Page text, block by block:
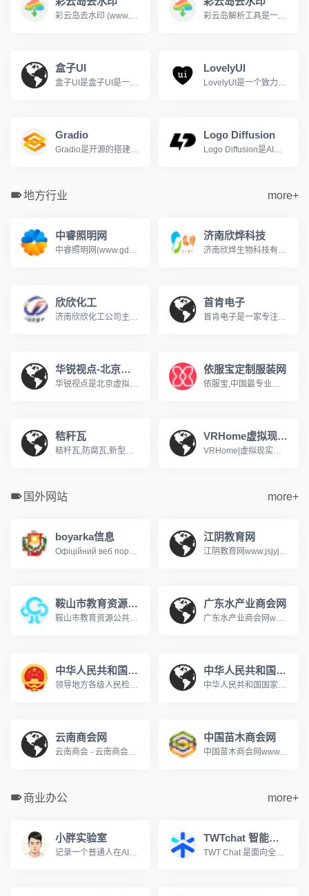
彩云岛去水印 (www.caiyundao123.com) 是一个免费的视频解析网站，支持下载解析抖音，快手，b站(哔哩哔哩)，油管(YouTube)等上百个平台的视频，并自动去除视频水印。 彩云岛解析工具是一款功能强大的视频解析工具，支持全网主流视频网站的无水印视频下载，哔哩哔哩、抖音、快手、小红书、YouTube等平台。用户只需复制视频链接并粘贴到彩云岛解析工具的输入框中，即可一键解析并下载高清无水印的视频资源。
盒子UI
盒子UI是盒子UI是一个专注于用户体验设计的平台.
LovelyUI
LovelyUI是一个致力于智能手机界面设计作品展示的博客网站
Gradio
Gradio是开源的搭建机器学习模型UI界面的Python库
Logo Diffusion
Logo Diffusion是AI驱动的Logo和标志生成工具
地方行业 more+
中睿照明网
中睿照明网(www.gdzrlj.com)提供全方位的照明产业资讯、照明品牌、照明方案、照明技术等信息, 助您实时了解最新照明行业的动态,把握市场信息。
济南欣烨科技
济南欣烨生物科技有限公司是一家集科研，销售N-甲基吡咯烷酮,六水三氯化铁,对苯醌,对苯二酚,2-氟-3-硝基苯甲酸,三苯基膦,氧化苯乙烯,苯乙酮,间苯二甲醚,2-氰基吡嗪,二甲基硫醚,异戊烯醛,异戊烯醇,环戊酮,丙二腈,偶氮二异丁腈,叔丁醇医药中间体,酚醛树脂，氧化苯乙烯,苯乙酮,间苯二甲醚,2-氰基吡嗪,二甲基硫醚,异戊烯醛,异戊烯醇,环戊酮,丙二腈,偶氮二异丁腈,叔丁醇医药中间体,酚醛树脂.
欣欣化工
济南欣欣化工公司主导产品有：生物制药系列，医药中间体，化学溶剂系列，阻燃剂系列，化学试剂系列，颜料燃料系列，橡胶塑料系列，酚醛树脂等系列产品。济南欣烨化工有限公司是一家集科研，销售防黄剂，丁酰肼原药，防黄剂HN-130，防黄剂HN-150，防黄剂,丁酰肼原药,异戊烯醇321,对苯二酚,异戊醇,异戊烯醛,异丙叉丙酮，异丙醚，异己二醇，二甲硫基甲苯二胺，二乙基甲苯二胺.
首肯电子
首肯电子是一家专注品牌风机一站式采购的供应商，销售近万种风机商品，近4000平方仓储，提供快速响应专业而可靠的风机供应链解决方案系德国ebmpapst依必安派特代理&nbsp;经销囊括SUNON建准 ,ADDA协禧,SANYO山洋, NMB美蓓亚, BI-SONIC百瑞,SOKFAN......经营范围：包括直流风机，交流风机，EC风机，轴流风机, 离心风机，横流风机，鼓风机，空调风机，AHU风机等工业风机风扇产品应用于：通风、空调设备、制冷、制热，供暖、电气自动化、变频器、机箱机柜 、电子设备
华锐视点-北京虚拟现实内容提供商
华锐视点是北京虚拟现实内容提供商！主营业务是为政府单位和民营企业提供专业的虚拟现实解决方案，包括：智慧城市综合解决方案、商业地产虚拟仿真系统、展览展示、城市规划、数字沙盘、城市应用、三维动画、工业流程模拟、Ipad售楼系统、景区三维展示、工业控制、网络三维展馆、三维培训课件、水利电力GIS系统等 。www.vrnew.com
依服宝定制服装网
依服宝,中国最专业的服装定制网站,公司专注于企业团体服装定制、服装定做,服装定制厂家依服宝,能够提供服装定做一站式服务,依服宝服装定制咨询热线400-180-6688!www.efubao.com
秸秆瓦
秸秆瓦,防腐瓦,新型屋面瓦生产厂家,电话:13965951661,传树建材,10年新型屋面瓦研发,生产经验,秸秆瓦,防腐瓦是传统屋面瓦升级换代的新型屋面瓦.公司热线：400-887-1528
VRHome虚拟现实家装网
VRHome|虚拟现实家装,是一款国内超真实的虚拟现实家装平台,为用户免费提供超真实360度沉浸式虚拟家装方案体验。vrjiazhuang.com
国外网站 more+
boyarka信息
Офіційний веб портал Боярської міської ради
江阴教育网
江阴教育网www.jsjyjy.net江阴市招生考试信息查询系统http://221.228.70.49:8050/user/index.jsp
鞍山市教育资源公共服务平台
鞍山市教育资源公共服务平台www.aseduzy.com鞍山市教育资源公共服务平台是专门服务于鞍山市教育资源公共服务平台教育信息化的网站,网站向教师、学生、家长提供个人空间服务。主要提供集体备课、评课议课,课题研究,在线训练、在线题库,在线作业等教研、教学应用,在教育信息化服务行业中处于领先地位。
广东水产业商会网
广东水产业商会网www.gdapbf.com
中华人民共和国最高人民检察院
领导地方各级人民检察院和专门人民检察院依法履行法律监督职能。
中华人民共和国国家人口和计划生育委员会
中华人民共和国国家人口和计划生育委员会是中华人民共和国国务院组成部门。2003年3月，经第十届全国人大第一次会议决定，在国务院行政管理体制和机构改革中，将原国家计划生育委员会更名为国家人口和计划生育委员会。国家人口计生委承担着执行国家的人口和计划生育政策。
云南商会网
云南商会 - 云南商会网 - 云南商会联盟 - 昆明商会 - 昆明商会网 ...设为主页丨加入收藏丨关于我们丨联系我们欢迎来到云南商会网! 指导单位: 支持单位: 云南省招商合作局云南政协报社昆明市工商业联合会(总商会) 云南省浙江商会...www.ynshw168.com
中国苗木商会网
中国苗木商会网www.sococ.com.cn
商业办公 more+
小胖实验室
记录一个普通人在AI时代的学习与成长，分享工具使用心得、方法探索与效率实验，在不断实践中寻找属于自己的生产力路径。
TWTchat 智能客服
TWT Chat 是面向全球化团队的全场景智能客服与协作平台，支持在线聊天、工单、远程协助、音视频通话与 AI 能力，打通客户服务与内部协作流程，提升团队沟通与服务效率，立即注册，免费体验！